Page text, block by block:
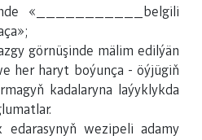
«___________belgili
görnüşinde mälim edilýän
her haryt boýunça - öýjügiň
kadalaryna laýyklykda
edarasynyň wezipeli adamy